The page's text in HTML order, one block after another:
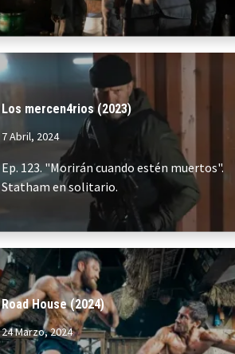
Los mercen4rios (2023)
7 Abril, 2024
Ep. 123. "Morirán cuando estén muertos".
Statham en solitario.
Road House (2024)
24 Marzo, 2024